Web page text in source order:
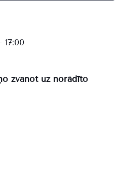
zvanot uz norādīto